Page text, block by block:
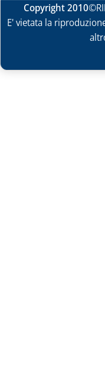
Copyright 2010
E' vietata la